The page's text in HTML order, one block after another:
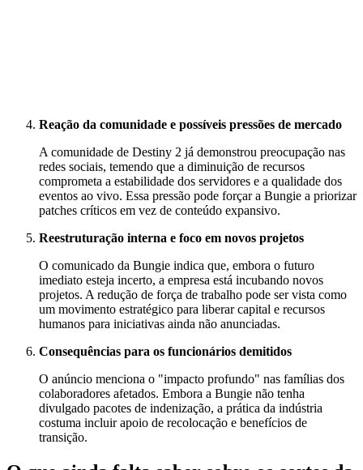
Reação da comunidade e possíveis pressões de mercado
A comunidade de Destiny 2 já demonstrou preocupação nas
redes sociais, temendo que a diminuição de recursos
comprometa a estabilidade dos servidores e a qualidade dos
eventos ao vivo. Essa pressão pode forçar a Bungie a priorizar
patches críticos em vez de conteúdo expansivo.
Reestruturação interna e foco em novos projetos
O comunicado da Bungie indica que, embora o futuro
imediato esteja incerto, a empresa está incubando novos
projetos. A redução de força de trabalho pode ser vista como
um movimento estratégico para liberar capital e recursos
humanos para iniciativas ainda não anunciadas.
Consequências para os funcionários demitidos
O anúncio menciona o "impacto profundo" nas famílias dos
colaboradores afetados. Embora a Bungie não tenha
divulgado pacotes de indenização, a prática da indústria
costuma incluir apoio de recolocação e benefícios de
transição.